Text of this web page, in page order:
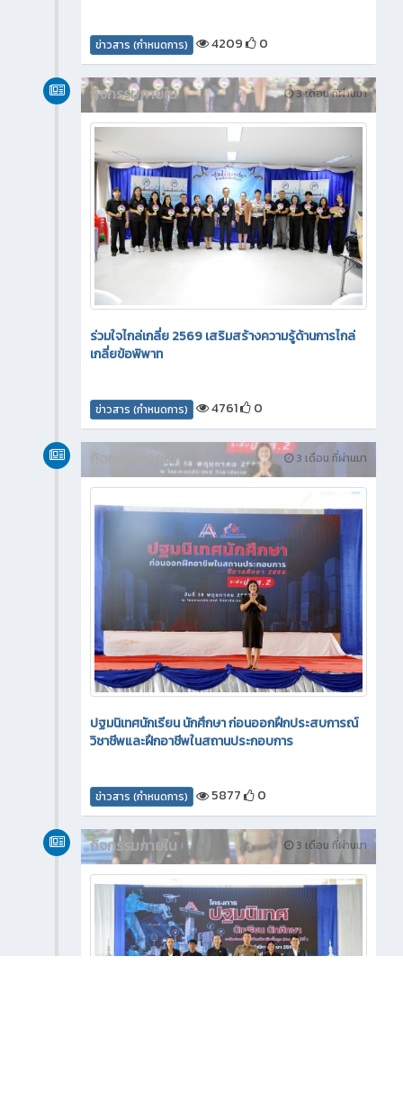
ข่าวสาร (กำหนดการ) 4209 0
3 เดือน ที่ผ่านมา
กิจกรรมภายใน
ร่วมใจไกล่เกลี่ย 2569 เสริมสร้างความรู้ด้านการไกล่
เกลี่ยข้อพิพาท
ข่าวสาร (กำหนดการ) 4761 0
3 เดือน ที่ผ่านมา
กิจกรรมภายใน
ปฐมนิเทศนักเรียน นักศึกษา ก่อนออกฝึกประสบการณ์
วิชาชีพและฝึกอาชีพในสถานประกอบการ
ข่าวสาร (กำหนดการ) 5877 0
3 เดือน ที่ผ่านมา
กิจกรรมภายใน